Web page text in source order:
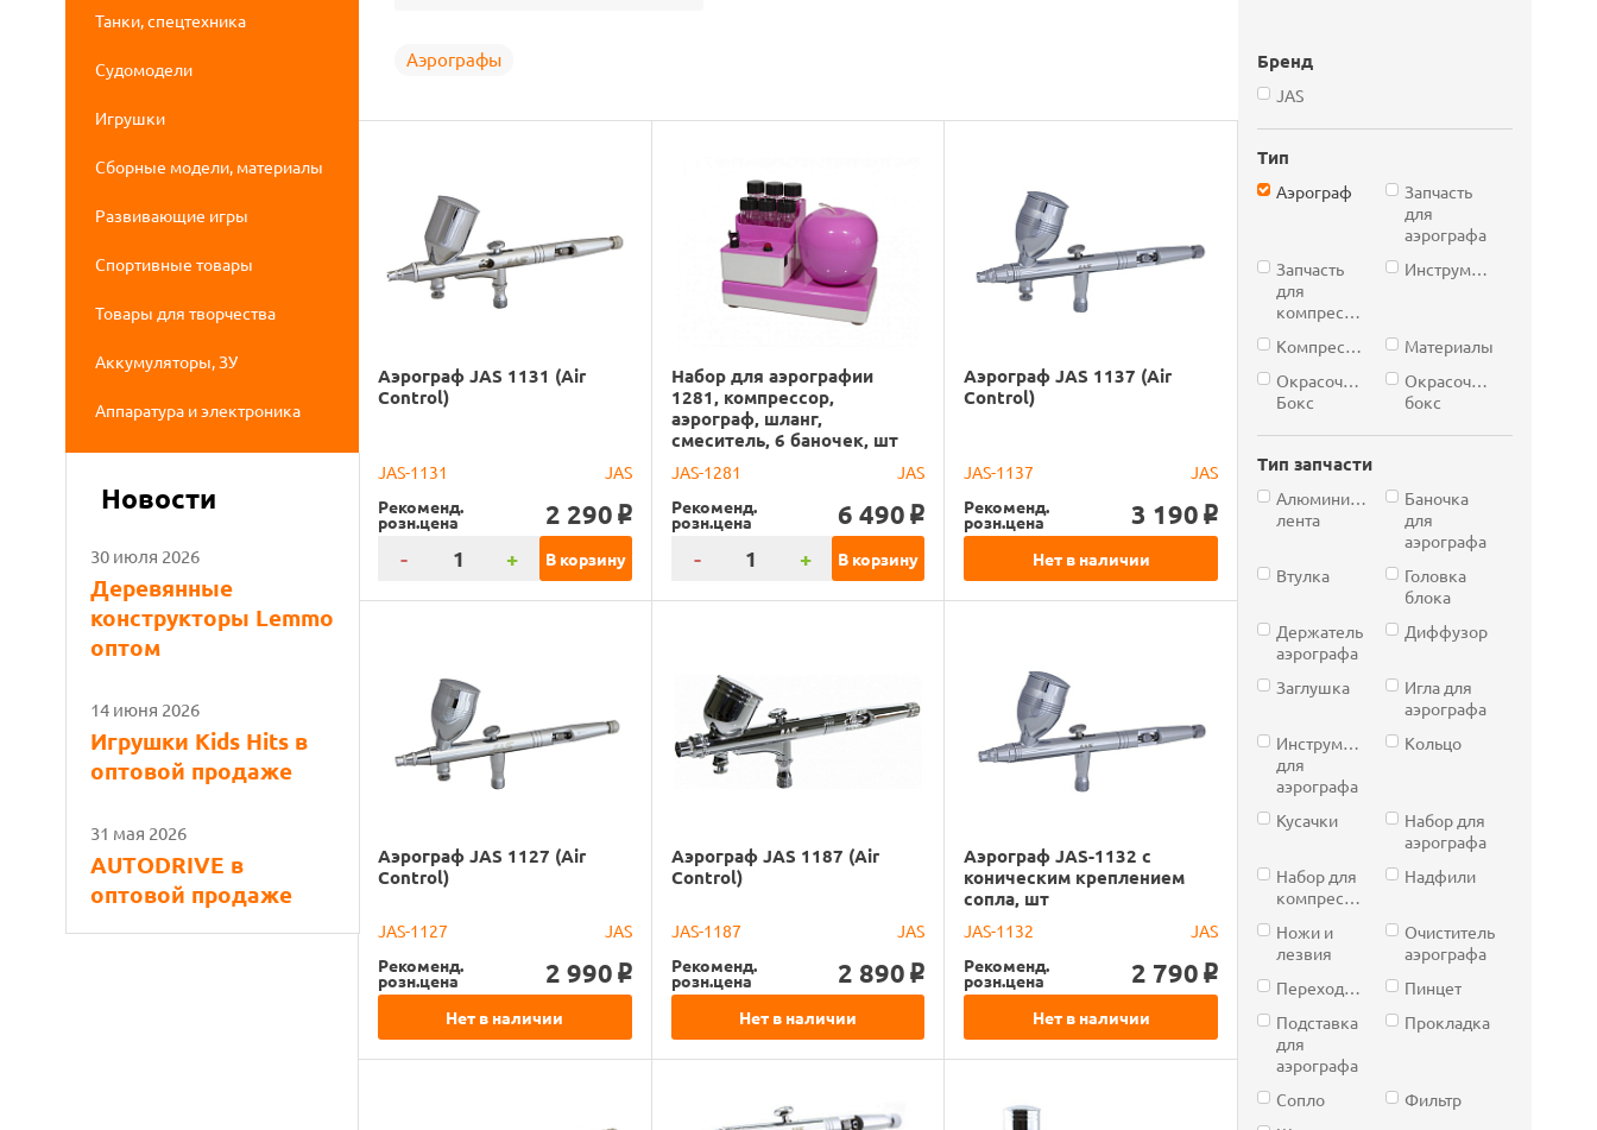
Танки, спецтехника
Судомодели
Игрушки
Сборные модели, материалы
Развивающие игры
Спортивные товары
Товары для творчества
Аккумуляторы, ЗУ
Аппаратура и электроника
Новости
30 июля 2026
Деревянные
конструкторы Lemmo
оптом
14 июня 2026
Игрушки Kids Hits в
оптовой продаже
31 мая 2026
AUTODRIVE в
оптовой продаже
Бренд
JAS
Тип
Аэрограф
Запчасть
для
аэрографа
Запчасть
для
компрессора
Инструмент
Компрессор
Материалы
Окрасочный
Бокс
Окрасочный
бокс
Тип запчасти
Алюминиевая
лента
Баночка
для
аэрографа
Втулка
Головка
блока
Держатель
аэрографа
Диффузор
Заглушка
Игла для
аэрографа
Инструмент
для
аэрографа
Кольцо
Кусачки
Набор для
аэрографа
Набор для
компрессора
Надфили
Ножи и
лезвия
Очиститель
аэрографа
Переходник
Пинцет
Подставка
для
аэрографа
Прокладка
Сопло
Фильтр
Аэрографы
Аэрограф JAS 1131 (Air
Control)
JAS-1131
JAS
Рекоменд.
розн.цена 2 290 o
- + В корзину
Набор для аэрографии
1281, компрессор,
аэрограф, шланг,
смеситель, 6 баночек, шт
JAS-1281
JAS
Рекоменд.
розн.цена 6 490 o
- + В корзину
Аэрограф JAS 1137 (Air
Control)
JAS-1137
JAS
Рекоменд.
розн.цена 3 190 o
Нет в наличии
Аэрограф JAS 1127 (Air
Control)
JAS-1127
JAS
Рекоменд.
розн.цена 2 990 o
Нет в наличии
Аэрограф JAS 1187 (Air
Control)
JAS-1187
JAS
Рекоменд.
розн.цена 2 890 o
Нет в наличии
Аэрограф JAS-1132 с
коническим креплением
сопла, шт
JAS-1132
JAS
Рекоменд.
розн.цена 2 790 o
Нет в наличии